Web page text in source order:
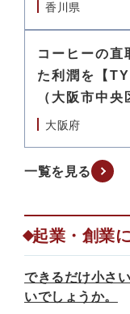
香川県
コーヒーの直
た利潤を【
（大阪市中央
大阪府
一覧を見る
起業・創業
できるだけ小さ
いでしょうか。